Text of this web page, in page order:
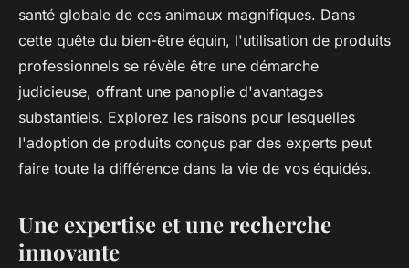
sébastien•15 février 2024•2 min de lecture
santé globale de ces animaux magnifiques. Dans
cette quête du bien-être équin, l'utilisation de produits
professionnels se révèle être une démarche
judicieuse, offrant une panoplie d'avantages
substantiels. Explorez les raisons pour lesquelles
l'adoption de produits conçus par des experts peut
faire toute la différence dans la vie de vos équidés.
Une expertise et une recherche
innovante